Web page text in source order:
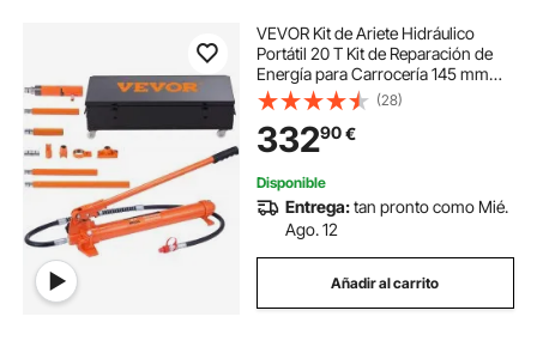
VEVOR Kit de Ariete Hidráulico
Portátil 20 T Kit de Reparación de
Energía para Carrocería 145 mm
Juego de Cilindros Hidráulicos con
3 Vástagos 100/300/500 mm para
Reparación de Coches
Construcción
(28)
33290€
Disponible
Entrega:tan pronto como Mié.
Ago. 12
Añadir al carrito